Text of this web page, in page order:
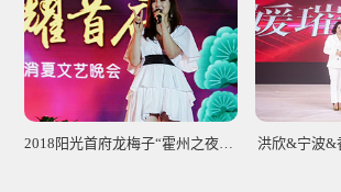
2018阳光首府龙梅子“霍州之夜”首场消夏文艺晚 洪欣&宁波&